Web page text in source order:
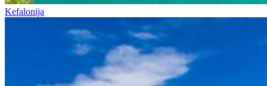
Kefalonija